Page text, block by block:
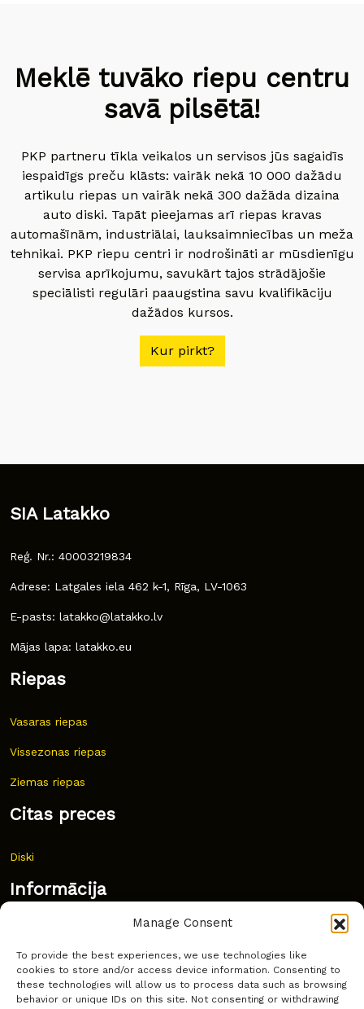
Manage Consent
To provide the best experiences, we use technologies like
cookies to store and/or access device information. Consenting to
these technologies will allow us to process data such as browsing
behavior or unique IDs on this site. Not consenting or withdrawing
Meklē tuvāko riepu centru
savā pilsētā!
PKP partneru tīkla veikalos un servisos jūs sagaidīs
iespaidīgs preču klāsts: vairāk nekā 10 000 dažādu
artikulu riepas un vairāk nekā 300 dažāda dizaina
auto diski. Tapāt pieejamas arī riepas kravas
automašīnām, industriālai, lauksaimniecības un meža
tehnikai. PKP riepu centri ir nodrošināti ar mūsdienīgu
servisa aprīkojumu, savukārt tajos strādājošie
speciālisti regulāri paaugstina savu kvalifikāciju
dažādos kursos.
Kur pirkt?
SIA Latakko
Reģ. Nr.: 40003219834
Adrese: Latgales iela 462 k-1, Rīga, LV-1063
E-pasts: latakko@latakko.lv
Mājas lapa: latakko.eu
Riepas
Vasaras riepas
Vissezonas riepas
Ziemas riepas
Citas preces
Diski
Informācija
Bieži uzdoti jautājumi
Kur pirkt?